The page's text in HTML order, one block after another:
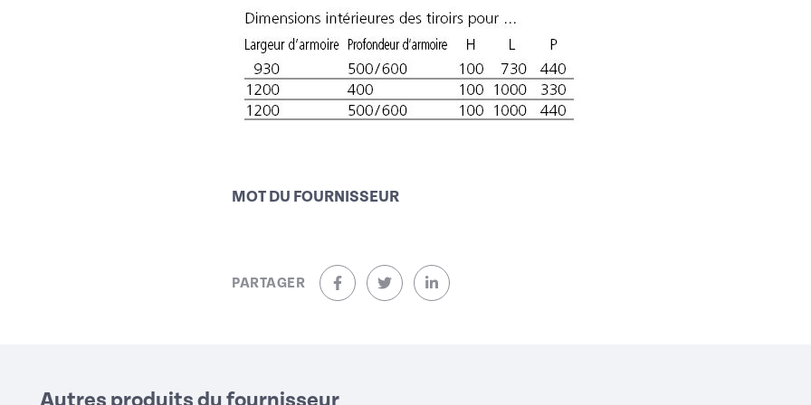
MOT DU FOURNISSEUR
PARTAGER
sur Facebook (nouvelle fenêtre)
sur Twitter (nouvelle fenêtre)
sur Linkedin (nouvelle fenêtre)